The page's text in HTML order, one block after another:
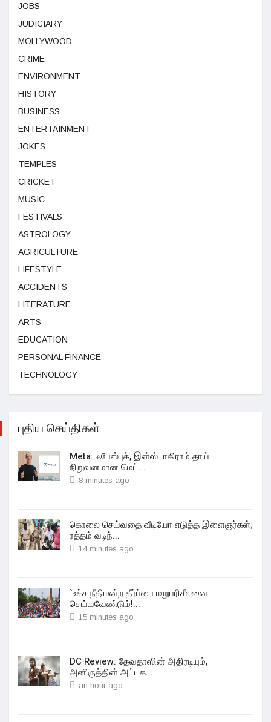
JOBS
JUDICIARY
MOLLYWOOD
CRIME
ENVIRONMENT
HISTORY
BUSINESS
ENTERTAINMENT
JOKES
TEMPLES
CRICKET
MUSIC
FESTIVALS
ASTROLOGY
AGRICULTURE
LIFESTYLE
ACCIDENTS
LITERATURE
ARTS
EDUCATION
PERSONAL FINANCE
TECHNOLOGY
புதிய செய்திகள்
Meta: ஃபேஸ்புக், இன்ஸ்டாகிராம் தாய்
நிறுவனமான மெட்...
8 minutes ago
கொலை செய்வதை வீடியோ எடுத்த இளைஞர்கள்;
ரத்தம் வடிந்...
14 minutes ago
`உச்ச நீதிமன்ற தீர்ப்பை மறுபரிசீலனை
செய்யவேண்டும்!...
15 minutes ago
DC Review: தேவதாஸின் அதிரடியும்,
அனிருத்தின் அட்டக...
an hour ago